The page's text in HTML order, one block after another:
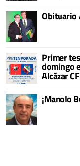
Obituario
Primer
domingo
Alcázar
¡Manolo